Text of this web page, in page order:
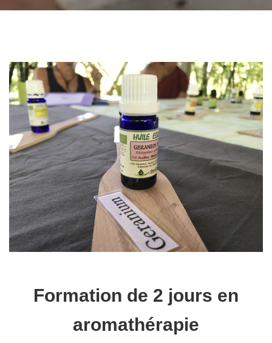
Formation de 2 jours en
aromathérapie